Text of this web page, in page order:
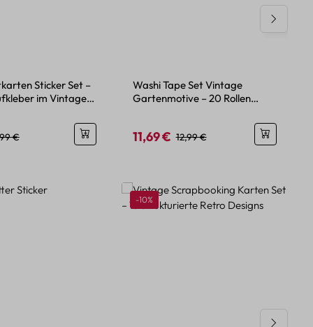
Sticker Set –
im Vintage
Preis:
€
Washi Tape Set Vintage
Gartenmotive – 20 Rollen
Verkaufspreis:
11,69 € Regulärer Preis:
12,99 €
Rabatt
-10%